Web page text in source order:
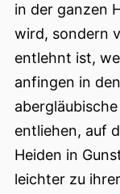
in der ganzen
wird, sondern
entlehnt ist,
anfingen in
entliehen, auf
Heiden in
leichter zu